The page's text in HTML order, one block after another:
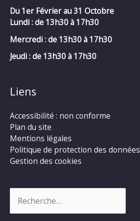
Du 1er Février au 31 Octobre
Lundi : de 13h30 à 17h30
Mercredi :de 13h30 à 17h30
Jeudi : de 13h30 à 17h30
Liens
Accessibilité : non conforme
Plan du site
Mentions légales
Politique de protection des données
Gestion des cookies